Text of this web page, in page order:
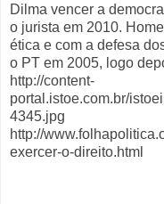
Dilma vencer a
o jurista em 2010.
ética e com a defesa
o PT em 2005, logo
http://content-
portal.istoe.com.br/
4345.jpg
http://
exercer-o-direito.html